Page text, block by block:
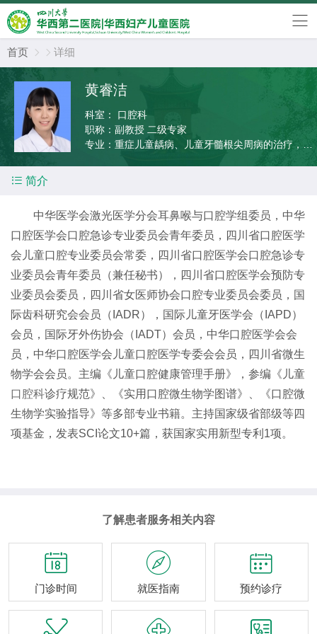
首页   详细
黄睿洁
科室：
口腔科
职称： 副教授 二级专家
专业： 重症儿童龋病、儿童牙髓根尖周病的治疗，乳
 简介
中华医学会激光医学分会耳鼻喉与口腔学组委员，中华
口腔医学会口腔急诊专业委员会青年委员，四川省口腔医学
会儿童口腔专业委员会常委，四川省口腔医学会口腔急诊专
业委员会青年委员（兼任秘书），四川省口腔医学会预防专
业委员会委员，四川省女医师协会口腔专业委员会委员，国
际齿科研究会会员（IADR），国际儿童牙医学会（IAPD）
会员，国际牙外伤协会（IADT）会员，中华口腔医学会会
员，中华口腔医学会儿童口腔医学专委会会员，四川省微生
物学会会员。主编《儿童口腔健康管理手册》，参编《儿童
口腔科诊疗规范》、《实用口腔微生物学图谱》、《口腔微
生物学实验指导》等多部专业书籍。主持国家级省部级等四
项基金，发表SCI论文10+篇，获国家实用新型专利1项。
了解患者服务相关内容

门诊时间

就医指南

预约诊疗